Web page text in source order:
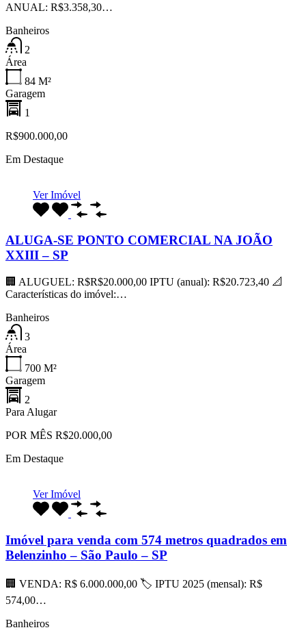
ANUAL: R$3.358,30…
Banheiros
2
Área
84 M²
Garagem
1
R$900.000,00
Em Destaque
Ver Imóvel
ALUGA-SE PONTO COMERCIAL NA JOÃO
XXIII – SP
🏢 ALUGUEL: R$R$20.000,00 IPTU (anual): R$20.723,40 📐
Características do imóvel:…
Banheiros
3
Área
700 M²
Garagem
2
Para Alugar
POR MÊS R$20.000,00
Em Destaque
Ver Imóvel
Imóvel para venda com 574 metros quadrados em
Belenzinho – São Paulo – SP
🏢 VENDA: R$ 6.000.000,00 🏷 IPTU 2025 (mensal): R$
574,00…
Banheiros